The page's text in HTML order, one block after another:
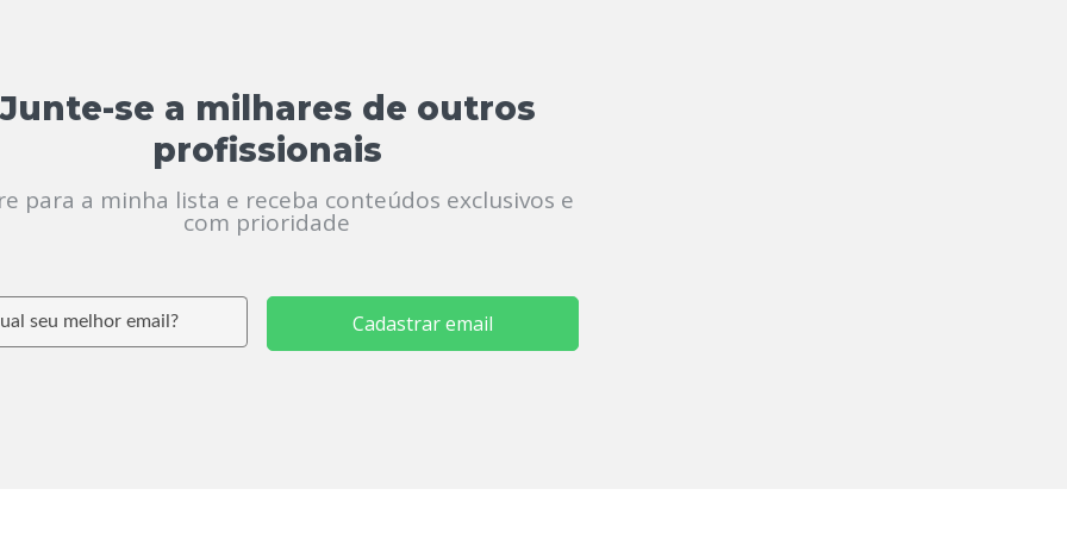
se a milhares de outros
profissionais
para a minha lista e receba conteúdos exclusivos e
com prioridade
Cadastrar email